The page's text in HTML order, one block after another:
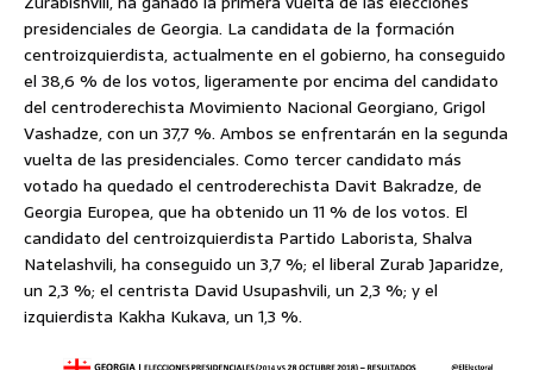
presidenciales de Georgia. La candidata de la formación
centroizquierdista, actualmente en el gobierno, ha conseguido
el 38,6 % de los votos, ligeramente por encima del candidato
del centroderechista Movimiento Nacional Georgiano, Grigol
Vashadze, con un 37,7 %. Ambos se enfrentarán en la segunda
vuelta de las presidenciales. Como tercer candidato más
votado ha quedado el centroderechista Davit Bakradze, de
Georgia Europea, que ha obtenido un 11 % de los votos. El
candidato del centroizquierdista Partido Laborista, Shalva
Natelashvili, ha conseguido un 3,7 %; el liberal Zurab Japaridze,
un 2,3 %; el centrista David Usupashvili, un 2,3 %; y el
izquierdista Kakha Kukava, un 1,3 %.